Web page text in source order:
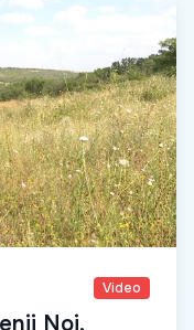
Video
Noi,